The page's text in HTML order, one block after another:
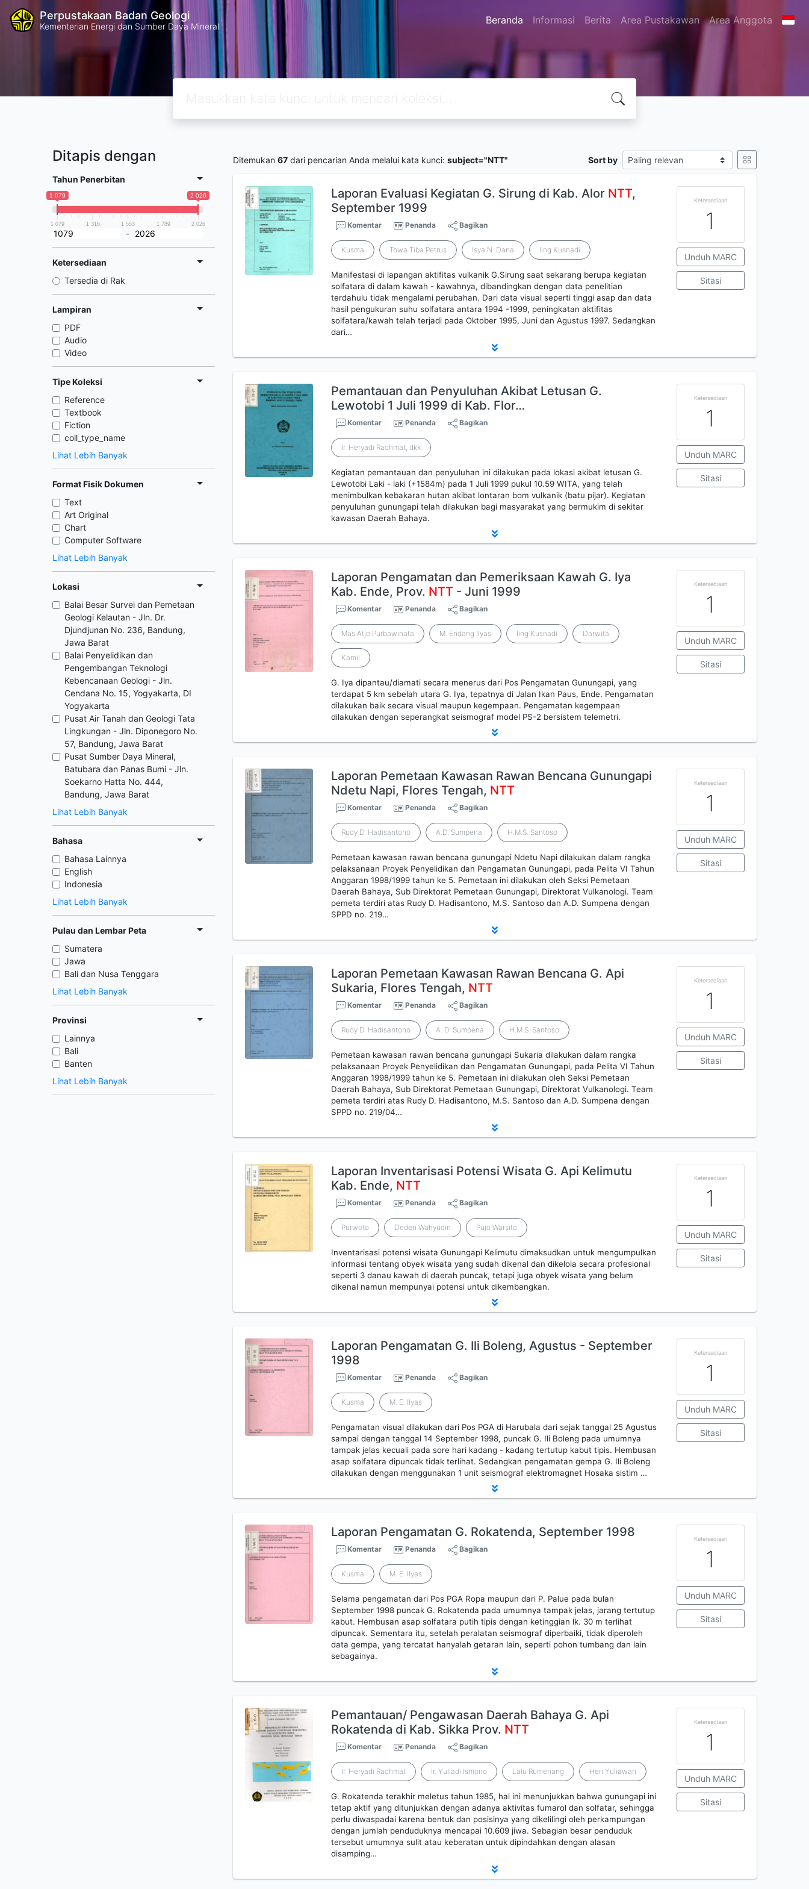
Perpustakaan Badan Geologi
Kementerian Energi dan Sumber Daya Mineral Beranda Informasi Berita Area Pustakawan Area Anggota
Ditapis dengan
Tahun Penerbitan
1 079 2 026
1 079 1 316 1 553 1 789 2 026
-
Ketersediaan
Tersedia di Rak
Lampiran
PDF
Audio
Video
Tipe Koleksi
Reference
Textbook
Fiction
coll_type_name
Lihat Lebih Banyak
Format Fisik Dokumen
Text
Art Original
Chart
Computer Software
Lihat Lebih Banyak
Lokasi
Balai Besar Survei dan Pemetaan
Geologi Kelautan - Jln. Dr.
Djundjunan No. 236, Bandung,
Jawa Barat
Balai Penyelidikan dan
Pengembangan Teknologi
Kebencanaan Geologi - Jln.
Cendana No. 15, Yogyakarta, DI
Yogyakarta
Pusat Air Tanah dan Geologi Tata
Lingkungan - Jln. Diponegoro No.
57, Bandung, Jawa Barat
Pusat Sumber Daya Mineral,
Batubara dan Panas Bumi - Jln.
Soekarno Hatta No. 444,
Bandung, Jawa Barat
Lihat Lebih Banyak
Bahasa
Bahasa Lainnya
English
Indonesia
Lihat Lebih Banyak
Pulau dan Lembar Peta
Sumatera
Jawa
Bali dan Nusa Tenggara
Lihat Lebih Banyak
Provinsi
Lainnya
Bali
Banten
Lihat Lebih Banyak
Ditemukan 67 dari pencarian Anda melalui kata kunci: subject="NTT" Sort by
Laporan Evaluasi Kegiatan G. Sirung di Kab. Alor NTT,
September 1999
Komentar Penanda Bagikan
Kusma Towa Tiba Petrus Isya N. Dana Iing Kusnadi
Manifestasi di lapangan aktifitas vulkanik G.Sirung saat sekarang berupa kegiatan
solfatara di dalam kawah - kawahnya, dibandingkan dengan data penelitian
terdahulu tidak mengalami perubahan. Dari data visual seperti tinggi asap dan data
hasil pengukuran suhu solfatara antara 1994 -1999, peningkatan aktifitas
solfatara/kawah telah terjadi pada Oktober 1995, Juni dan Agustus 1997. Sedangkan
dari…
Ketersediaan
1
Unduh MARC
Sitasi
Pemantauan dan Penyuluhan Akibat Letusan G.
Lewotobi 1 Juli 1999 di Kab. Flor…
Komentar Penanda Bagikan
Ir. Heryadi Rachmat, dkk
Kegiatan pemantauan dan penyuluhan ini dilakukan pada lokasi akibat letusan G.
Lewotobi Laki - laki (+1584m) pada 1 Juli 1999 pukul 10.59 WITA, yang telah
menimbulkan kebakaran hutan akibat lontaran bom vulkanik (batu pijar). Kegiatan
penyuluhan gunungapi telah dilakukan bagi masyarakat yang bermukim di sekitar
kawasan Daerah Bahaya.
Ketersediaan
1
Unduh MARC
Sitasi
Laporan Pengamatan dan Pemeriksaan Kawah G. Iya
Kab. Ende, Prov. NTT - Juni 1999
Komentar Penanda Bagikan
Mas Atje Purbawinata M. Endang Ilyas Iing Kusnadi Darwita
Kamil
G. Iya dipantau/diamati secara menerus dari Pos Pengamatan Gunungapi, yang
terdapat 5 km sebelah utara G. Iya, tepatnya di Jalan Ikan Paus, Ende. Pengamatan
dilakukan baik secara visual maupun kegempaan. Pengamatan kegempaan
dilakukan dengan seperangkat seismograf model PS-2 bersistem telemetri.
Ketersediaan
1
Unduh MARC
Sitasi
Laporan Pemetaan Kawasan Rawan Bencana Gunungapi
Ndetu Napi, Flores Tengah, NTT
Komentar Penanda Bagikan
Rudy D. Hadisantono A.D. Sumpena H.M.S. Santoso
Pemetaan kawasan rawan bencana gunungapi Ndetu Napi dilakukan dalam rangka
pelaksanaan Proyek Penyelidikan dan Pengamatan Gunungapi, pada Pelita VI Tahun
Anggaran 1998/1999 tahun ke 5. Pemetaan ini dilakukan oleh Seksi Pemetaan
Daerah Bahaya, Sub Direktorat Pemetaan Gunungapi, Direktorat Vulkanologi. Team
pemeta terdiri atas Rudy D. Hadisantono, M.S. Santoso dan A.D. Sumpena dengan
SPPD no. 219…
Ketersediaan
1
Unduh MARC
Sitasi
Laporan Pemetaan Kawasan Rawan Bencana G. Api
Sukaria, Flores Tengah, NTT
Komentar Penanda Bagikan
Rudy D. Hadisantono A. D. Sumpena H.M.S. Santoso
Pemetaan kawasan rawan bencana gunungapi Sukaria dilakukan dalam rangka
pelaksanaan Proyek Penyelidikan dan Pengamatan Gunungapi, pada Pelita VI Tahun
Anggaran 1998/1999 tahun ke 5. Pemetaan ini dilakukan oleh Seksi Pemetaan
Daerah Bahaya, Sub Direktorat Pemetaan Gunungapi, Direktorat Vulkanologi. Team
pemeta terdiri atas Rudy D. Hadisantono, M.S. Santoso dan A.D. Sumpena dengan
SPPD no. 219/04…
Ketersediaan
1
Unduh MARC
Sitasi
Laporan Inventarisasi Potensi Wisata G. Api Kelimutu
Kab. Ende, NTT
Komentar Penanda Bagikan
Purwoto Deden Wahyudin Pujo Warsito
Inventarisasi potensi wisata Gunungapi Kelimutu dimaksudkan untuk mengumpulkan
informasi tentang obyek wisata yang sudah dikenal dan dikelola secara profesional
seperti 3 danau kawah di daerah puncak, tetapi juga obyek wisata yang belum
dikenal namun mempunyai potensi untuk dikembangkan.
Ketersediaan
1
Unduh MARC
Sitasi
Laporan Pengamatan G. Ili Boleng, Agustus - September
1998
Komentar Penanda Bagikan
Kusma M. E. Ilyas
Pengamatan visual dilakukan dari Pos PGA di Harubala dari sejak tanggal 25 Agustus
sampai dengan tanggal 14 September 1998, puncak G. Ili Boleng pada umumnya
tampak jelas kecuali pada sore hari kadang - kadang tertutup kabut tipis. Hembusan
asap solfatara dipuncak tidak terlihat. Sedangkan pengamatan gempa G. Ili Boleng
dilakukan dengan menggunakan 1 unit seismograf elektromagnet Hosaka sistim …
Ketersediaan
1
Unduh MARC
Sitasi
Laporan Pengamatan G. Rokatenda, September 1998
Komentar Penanda Bagikan
Kusma M. E. Ilyas
Selama pengamatan dari Pos PGA Ropa maupun dari P. Palue pada bulan
September 1998 puncak G. Rokatenda pada umumnya tampak jelas, jarang tertutup
kabut. Hembusan asap solfatara putih tipis dengan ketinggian lk. 30 m terlihat
dipuncak. Sementara itu, setelah peralatan seismograf diperbaiki, tidak diperoleh
data gempa, yang tercatat hanyalah getaran lain, seperti pohon tumbang dan lain
sebagainya.
Ketersediaan
1
Unduh MARC
Sitasi
Pemantauan/ Pengawasan Daerah Bahaya G. Api
Rokatenda di Kab. Sikka Prov. NTT
Komentar Penanda Bagikan
Ir. Heryadi Rachmat Ir. Yuliadi Ismono Lalu Rumenang Heri Yuliawan
G. Rokatenda terakhir meletus tahun 1985, hal ini menunjukkan bahwa gunungapi ini
tetap aktif yang ditunjukkan dengan adanya aktivitas fumarol dan solfatar, sehingga
perlu diwaspadai karena bentuk dan posisinya yang dikelilingi oleh perkampungan
dengan jumlah penduduknya mencapai 10.609 jiwa. Sebagian besar penduduk
tersebut umumnya sulit atau keberatan untuk dipindahkan dengan alasan
disamping…
Ketersediaan
1
Unduh MARC
Sitasi